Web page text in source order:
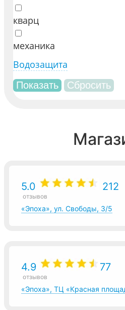
кварц
механика
Водозащита
5.0 212
отзывов
«Эпоха», ул. Свободы, 3/5
4.9 77
отзывов
«Эпоха», ТЦ «Красная